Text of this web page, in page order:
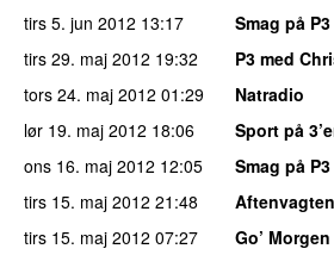
tirs 5. jun 2012 13:17
Smag på P3
tirs 29. maj 2012 19:32
P3 med
tors 24. maj 2012 01:29
Natradio
lør 19. maj 2012 18:06
Sport på
ons 16. maj 2012 12:05
Smag på P3
tirs 15. maj 2012 21:48
Aftenvagten
tirs 15. maj 2012 07:27
Go’